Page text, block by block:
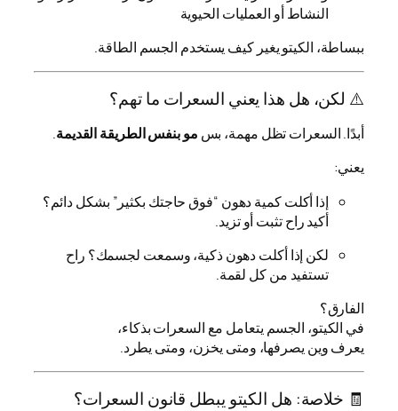
النشاط أو العمليات الحيوية
ببساطة، الكيتو يغير كيف يستخدم الجسم الطاقة.
⚠️ لكن، هل هذا يعني السعرات ما تهم؟
أبدًا. السعرات تظل مهمة، بس مو بنفس الطريقة القديمة.
يعني:
إذا أكلت كمية دهون “فوق حاجتك بكثير” بشكل دائم؟
أكيد راح تثبت أو تزيد.
لكن إذا أكلت دهون ذكية، وسمعت لجسمك؟ راح
تستفيد من كل لقمة.
الفارق؟
في الكيتو، الجسم يتعامل مع السعرات بذكاء،
يعرف وين يصرفها، ومتى يخزن، ومتى يطرد.
🧾 خلاصة: هل الكيتو يبطل قانون السعرات؟